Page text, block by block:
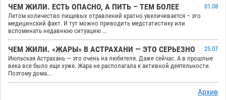
ЧЕМ ЖИЛИ. ЕСТЬ ОПАСНО, А ПИТЬ – ТЕМ БОЛЕЕ
01.08
Летом количество пищевых отравлений кратно увеличивается – это
медицинский факт. И тут можно приводить медстатистику или
вспоминать недавнюю ситуацию ...
ЧЕМ ЖИЛИ. «ЖАРЫ» В АСТРАХАНИ — ЭТО СЕРЬЕЗНО
25.07
Июльская Астрахань — это очень на любителя. Даже сейчас. А в прошлые
века все было еще хуже. Жара не располагала к активной деятельности.
Поэтому дома...
Архив